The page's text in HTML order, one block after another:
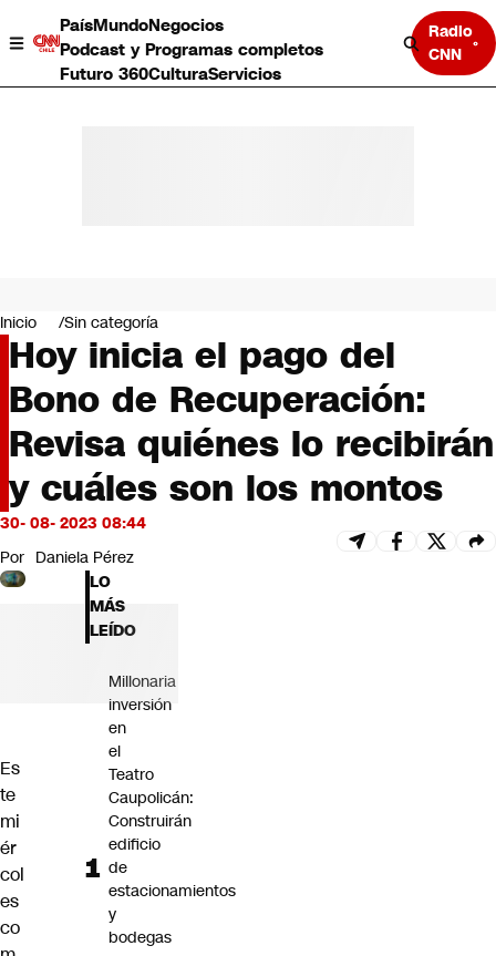
PaísMundoNegocios
Podcast y Programas completos
Futuro 360CulturaServicios
Radio
CNN
Negocios
Deportes
Programas completos
Cultura
Servicios
Bits
CNN Data
CNN tiempo
Futuro 360
Inicio Sin categoría
Hoy inicia el pago del
Bono de Recuperación:
Revisa quiénes lo recibirán
y cuáles son los montos
30- 08- 2023 08:44
Por Daniela Pérez
Es
te
mi
ér
col
es
co
LO
MÁS
LEÍDO
Millonaria
inversión
en
el
Teatro
Caupolicán:
Construirán
edificio
de
estacionamientos
y
bodegas